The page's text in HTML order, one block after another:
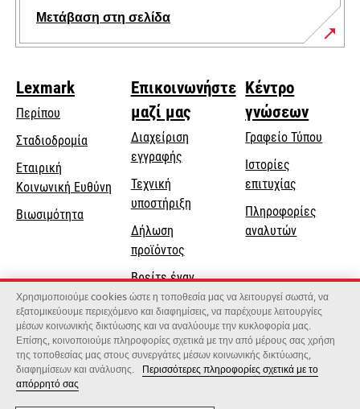
Μετάβαση στη σελίδα
Lexmark
Περίπου
Σταδιοδρομία
Εταιρική
Κοινωνική Ευθύνη opens
new
Βιωσιμότητα
Επικοινωνήστε
μαζί μας
Διαχείριση
εγγραφής
Τεχνική
υποστήριξηopens
tab
Δήλωση
προϊόντος
Βρείτε έναν
αντιπρόσωπο
Κατάλογος
χονδρεμπόρων
Κέντρο
γνώσεων
Γραφείο Τύπου
Ιστορίες
επιτυχίας
Πληροφορίες
αναλυτών
Lexmark International, Inc., μια εταιρεία της Xerox
©2026 Με την επιφύλαξη παντός δικαιώματος.
Χρησιμοποιούμε cookies ώστε η τοποθεσία μας να λειτουργεί σωστά, να
εξατομικεύουμε περιεχόμενο και διαφημίσεις, να παρέχουμε λειτουργίες
μέσων κοινωνικής δικτύωσης και να αναλύουμε την κυκλοφορία μας.
Επίσης, κοινοποιούμε πληροφορίες σχετικά με την από μέρους σας χρήση
της τοποθεσίας μας στους συνεργάτες μέσων κοινωνικής δικτύωσης,
διαφημίσεων και ανάλυσης.
Περισσότερες πληροφορίες σχετικά με το
απόρρητό σας